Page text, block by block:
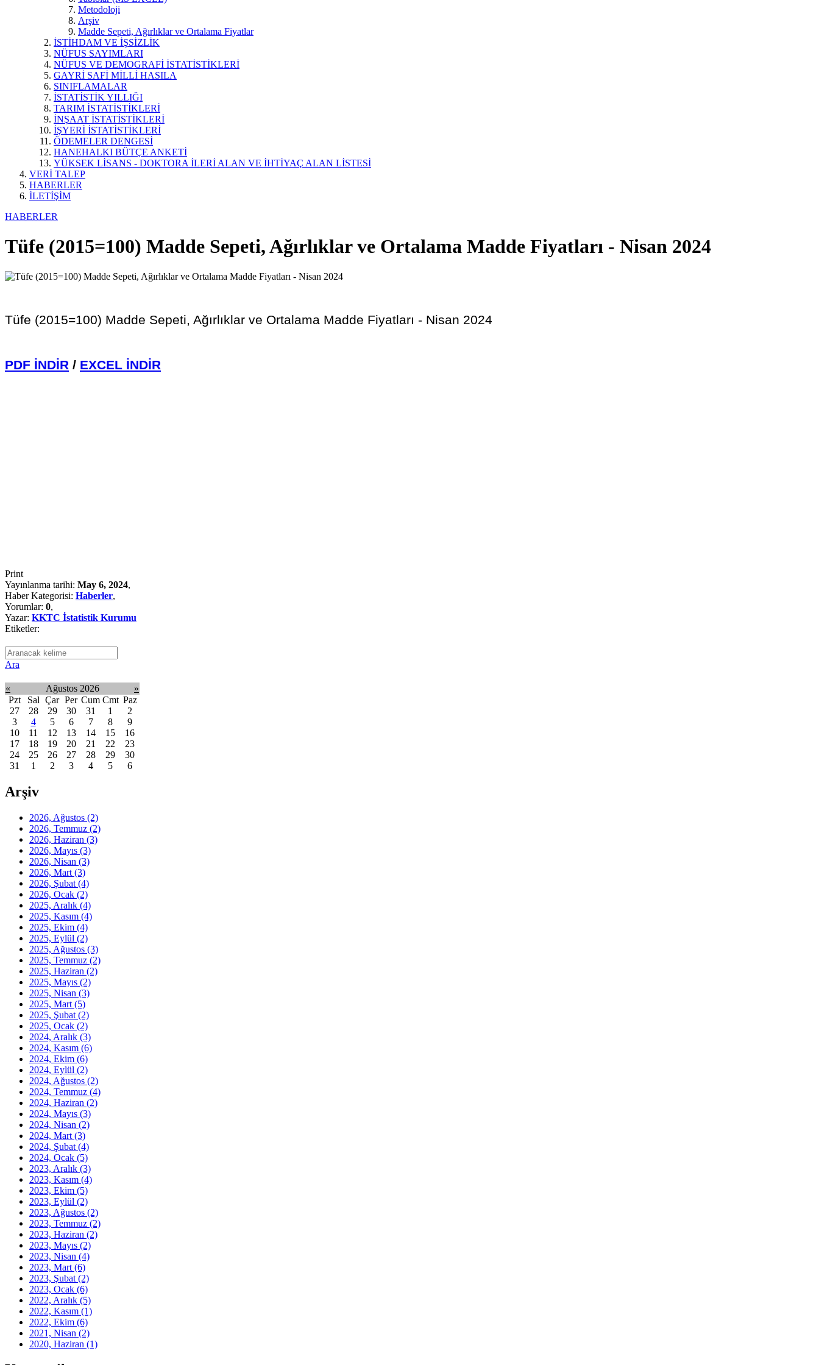
Metodoloji
Arşiv
Madde Sepeti, Ağırlıklar ve Ortalama Fiyatlar
İSTİHDAM VE İŞSİZLİK
NÜFUS SAYIMLARI
NÜFUS VE DEMOGRAFİ İSTATİSTİKLERİ
GAYRİ SAFİ MİLLİ HASILA
SINIFLAMALAR
İSTATİSTİK YILLIĞI
TARIM İSTATİSTİKLERİ
İNŞAAT İSTATİSTİKLERİ
İŞYERİ İSTATİSTİKLERİ
ÖDEMELER DENGESİ
HANEHALKI BÜTÇE ANKETİ
YÜKSEK LİSANS - DOKTORA İLERİ ALAN VE İHTİYAÇ ALAN LİSTESİ
VERİ TALEP
HABERLER
İLETİŞİM
HABERLER
Tüfe (2015=100) Madde Sepeti, Ağırlıklar ve Ortalama Madde Fiyatları - Nisan 2024
Tüfe (2015=100) Madde Sepeti, Ağırlıklar ve Ortalama Madde Fiyatları - Nisan 2024
PDF İNDİR / EXCEL İNDİR
Print
Yayınlanma tarihi: May 6, 2024,
Haber Kategorisi: Haberler,
Yorumlar: 0,
Yazar: KKTC İstatistik Kurumu
Etiketler:
Ara
« Ağustos 2026
»
Pzt
Sal Çar Per Cum Cmt Paz
27
28 29 30 31 1
2
3
4 5 6 7 8
9
10
11 12 13 14 15
16
17
18 19 20 21 22
23
24
25 26 27 28 29
30
31
1 2 3 4 5 6
Arşiv
2026, Ağustos (2)
2026, Temmuz (2)
2026, Haziran (3)
2026, Mayıs (3)
2026, Nisan (3)
2026, Mart (3)
2026, Şubat (4)
2026, Ocak (2)
2025, Aralık (4)
2025, Kasım (4)
2025, Ekim (4)
2025, Eylül (2)
2025, Ağustos (3)
2025, Temmuz (2)
2025, Haziran (2)
2025, Mayıs (2)
2025, Nisan (3)
2025, Mart (5)
2025, Şubat (2)
2025, Ocak (2)
2024, Aralık (3)
2024, Kasım (6)
2024, Ekim (6)
2024, Eylül (2)
2024, Ağustos (2)
2024, Temmuz (4)
2024, Haziran (2)
2024, Mayıs (3)
2024, Nisan (2)
2024, Mart (3)
2024, Şubat (4)
2024, Ocak (5)
2023, Aralık (3)
2023, Kasım (4)
2023, Ekim (5)
2023, Eylül (2)
2023, Ağustos (2)
2023, Temmuz (2)
2023, Haziran (2)
2023, Mayıs (2)
2023, Nisan (4)
2023, Mart (6)
2023, Şubat (2)
2023, Ocak (6)
2022, Aralık (5)
2022, Kasım (1)
2022, Ekim (6)
2021, Nisan (2)
2020, Haziran (1)